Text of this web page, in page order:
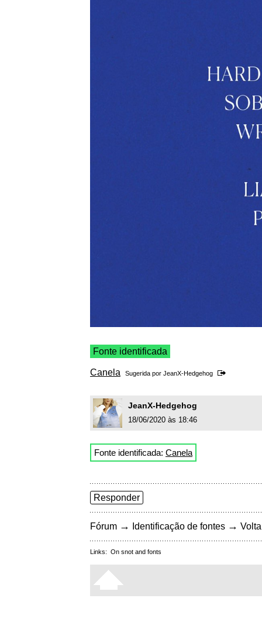
Fonte identificada
Canela Sugerida por JeanX-Hedgehog
JeanX-Hedgehog
18/06/2020 às 18:46
Fonte identificada: Canela
Responder
Fórum → Identificação de fontes →
Links: On snot and fonts